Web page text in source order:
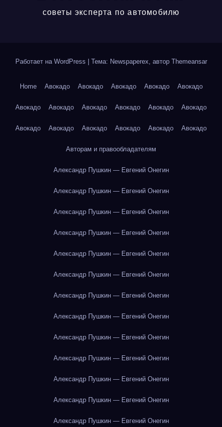
советы эксперта по автомобилю
Работает на WordPress Тема: Newspaperex, автор Themeansar
Home Авокадо Авокадо Авокадо Авокадо Авокадо
Авокадо Авокадо Авокадо Авокадо Авокадо Авокадо
Авокадо Авокадо Авокадо Авокадо Авокадо Авокадо
Авторам и правообладателям
Александр Пушкин — Евгений Онегин
Александр Пушкин — Евгений Онегин
Александр Пушкин — Евгений Онегин
Александр Пушкин — Евгений Онегин
Александр Пушкин — Евгений Онегин
Александр Пушкин — Евгений Онегин
Александр Пушкин — Евгений Онегин
Александр Пушкин — Евгений Онегин
Александр Пушкин — Евгений Онегин
Александр Пушкин — Евгений Онегин
Александр Пушкин — Евгений Онегин
Александр Пушкин — Евгений Онегин
Александр Пушкин — Евгений Онегин